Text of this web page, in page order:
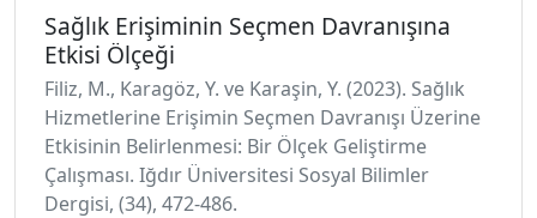
Sağlık Erişiminin Seçmen Davranışına
Etkisi Ölçeği
Filiz, M., Karagöz, Y. ve Karaşin, Y. (2023). Sağlık
Hizmetlerine Erişimin Seçmen Davranışı Üzerine
Etkisinin Belirlenmesi: Bir Ölçek Geliştirme
Çalışması. Iğdır Üniversitesi Sosyal Bilimler
Dergisi, (34), 472-486.